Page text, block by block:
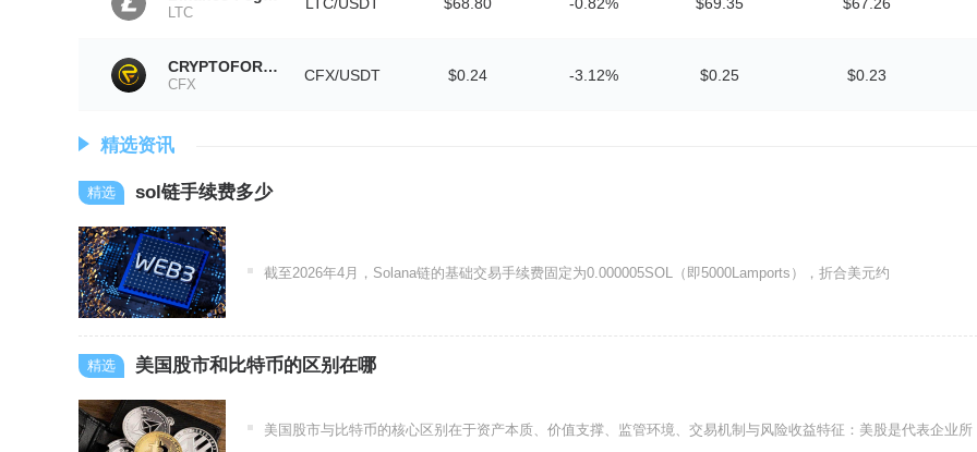
LTC
CRYPTOFOREX
CFX
CFX/USDT $0.24 -3.12% $0.25 $0.23
精选资讯
sol链手续费多少
截至2026年4月，Solana链的基础交易手续费固定为0.000005SOL（即5000Lamports），折合美元约
美国股市和比特币的区别在哪
美国股市与比特币的核心区别在于资产本质、价值支撑、监管环境、交易机制与风险收益特征：美股是代表企业所